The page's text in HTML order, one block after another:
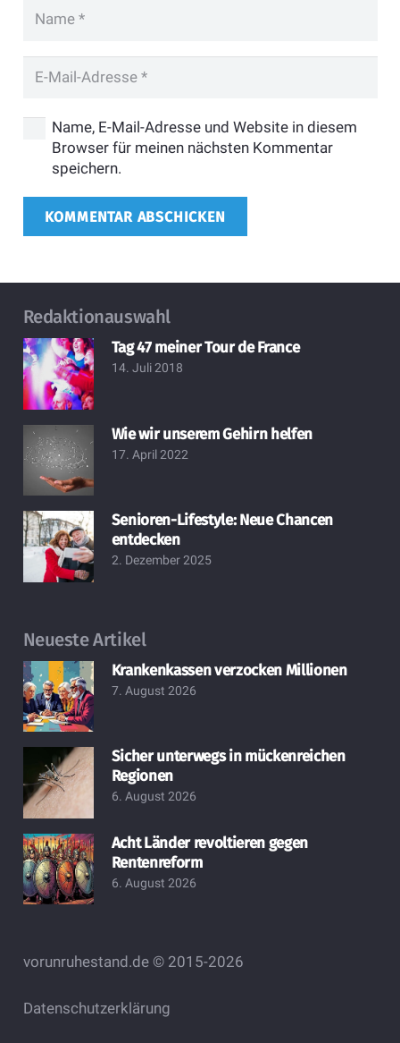
Name, E-Mail-Adresse und Website in diesem
Browser für meinen nächsten Kommentar
speichern.
KOMMENTAR ABSCHICKEN
Redaktionauswahl
Tag 47 meiner Tour de France
14. Juli 2018
Wie wir unserem Gehirn helfen
17. April 2022
Senioren-Lifestyle: Neue Chancen
entdecken
2. Dezember 2025
Neueste Artikel
Krankenkassen verzocken Millionen
7. August 2026
Sicher unterwegs in mückenreichen
Regionen
6. August 2026
Acht Länder revoltieren gegen
Rentenreform
6. August 2026
vorunruhestand.de © 2015-2026
Datenschutzerklärung